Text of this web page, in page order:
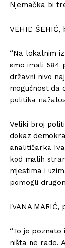
Njemačka bi
VEHID ŠEHIĆ,
“Na lokalnim
smo imali 584
državni nivo
mogućnost da
politika
Veliki broj
dokaz
analitičarka
kod malih
mjestima i
pomogli
IVANA
“To je poznato
ništa ne rade.